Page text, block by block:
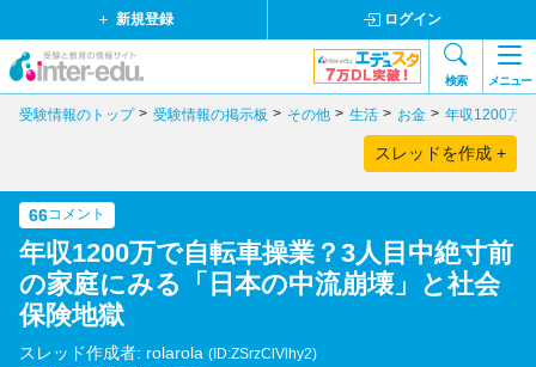
新規登録 ログイン
検索 メニュー
受験情報のトップ 受験情報の掲示板 その他 生活 お金 年収1200万
スレッドを作成 +
66コメント
年収1200万で自転車操業？3人目中絶寸前
の家庭にみる「日本の中流崩壊」と社会
保険地獄
スレッド作成者: rolarola (ID:ZSrzClVlhy2)